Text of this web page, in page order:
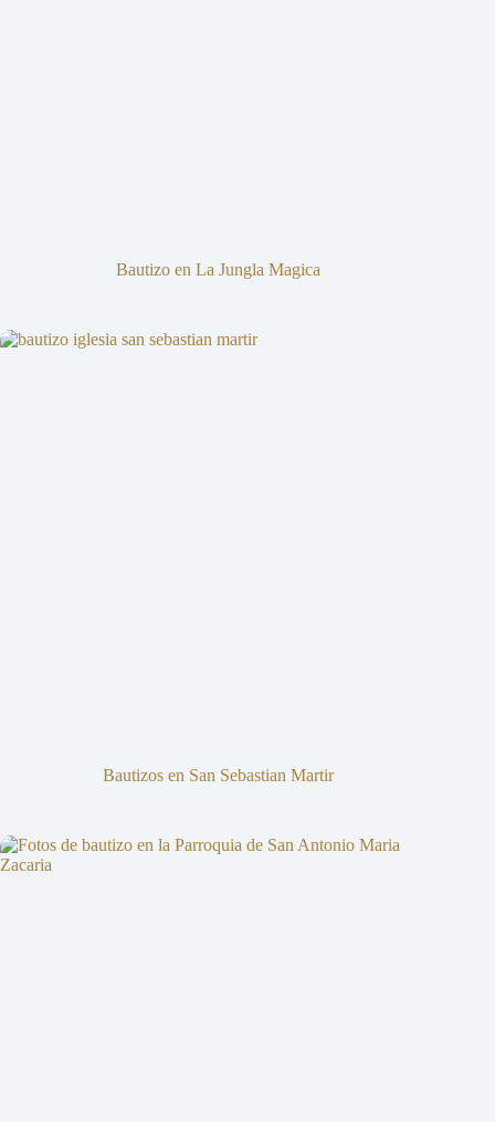
Bautizo en La Jungla Magica
Bautizos en San Sebastian Martir